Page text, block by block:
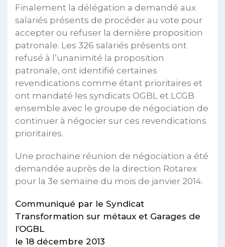
Finalement la délégation a demandé aux
salariés présents de procéder au vote pour
accepter ou refuser la dernière proposition
patronale. Les 326 salariés présents ont
refusé à l’unanimité la proposition
patronale, ont identifié certaines
revendications comme étant prioritaires et
ont mandaté les syndicats OGBL et LCGB
ensemble avec le groupe de négociation de
continuer à négocier sur ces revendications
prioritaires.
Une prochaine réunion de négociation a été
demandée auprès de la direction Rotarex
pour la 3e semaine du mois de janvier 2014.
Communiqué par le Syndicat
Transformation sur métaux et Garages de
l’OGBL
le 18 décembre 2013